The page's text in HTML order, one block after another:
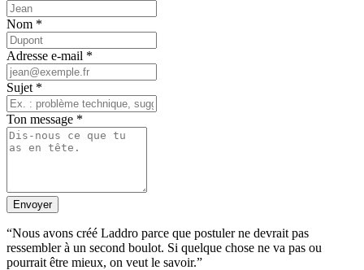
Nom *
Adresse e-mail *
Sujet *
Ton message *
Envoyer
“Nous avons créé Laddro parce que postuler ne devrait pas
ressembler à un second boulot. Si quelque chose ne va pas ou
pourrait être mieux, on veut le savoir.”